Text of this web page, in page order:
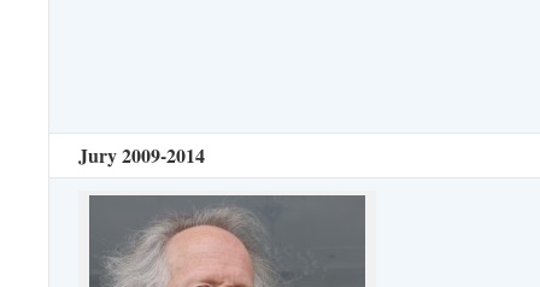
Jury 2009-2014